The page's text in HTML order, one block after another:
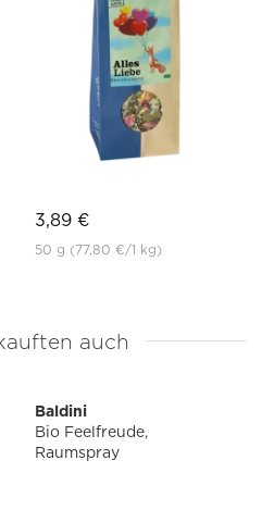
3,89 €
50 g (77,80 €/1 kg)
auch
Baldini
Bio Feelfreude,
Raumspray